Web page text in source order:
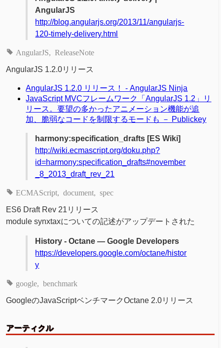
AngularJS
http://blog.angularjs.org/2013/11/angularjs-
120-timely-delivery.html
AngularJS ReleaseNote
AngularJS 1.2.0リリース
AngularJS 1.2.0 リリース！ - AngularJS Ninja
JavaScript MVCフレームワーク「AngularJS 1.2」リ
リース。要望の多かったアニメーション機能が追
加、脆弱なコードを制限するモードも － Publickey
harmony:specification_drafts [ES Wiki]
http://wiki.ecmascript.org/doku.php?
id=harmony:specification_drafts#november
_8_2013_draft_rev_21
ECMAScript document spec
ES6 Draft Rev 21リリース
module synxtaxについての記述がアップデートされた
History - Octane — Google Developers
https://developers.google.com/octane/histor
y
google benchmark
GoogleのJavaScriptベンチマークOctane 2.0リリース
アーティクル